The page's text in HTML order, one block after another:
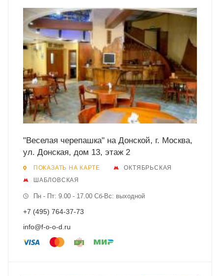
"Веселая черепашка" на Донской, г. Москва,
ул. Донская, дом 13, этаж 2
ПОКАЗАТЬ НА КАРТЕ
ОКТЯБРЬСКАЯ
ШАБЛОВСКАЯ
Пн - Пт: 9.00 - 17.00 Сб-Вс: выходной
+7 (495) 764-37-73
info@f-o-o-d.ru